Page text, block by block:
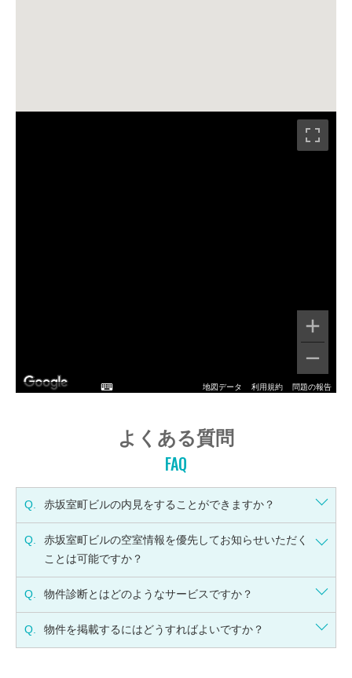
地図データ 利用規約 問題の報告
よくある質問
FAQ
Q. 赤坂室町ビルの内見をすることができますか？
Q.
赤坂室町ビルの空室情報を優先してお知らせいただく
ことは可能ですか？
Q. 物件診断とはどのようなサービスですか？
Q. 物件を掲載するにはどうすればよいですか？